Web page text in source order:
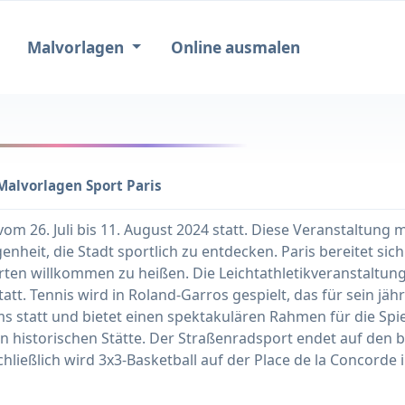
Malvorlagen Online ausmalen
Sport Paris
26. Juli bis 11. August 2024 statt. Diese Veranstaltung
die Stadt sportlich zu entdecken. Paris bereitet
willkommen zu heißen. Die
Tennis wird in Roland-Garros gespielt, das für sein
statt und bietet einen spektakulären Rahmen für die
historischen Stätte. Der Straßenradsport endet auf den
wird 3x3-Basketball auf der Place de la